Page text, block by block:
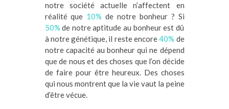
notre société actuelle n’affectent en
réalité que 10% de notre bonheur ? Si
50% de notre aptitude au bonheur est dû
à notre génétique, il reste encore40% de
notre capacité au bonheur qui ne dépend
que de nous et des choses que l’on décide
de faire pour être heureux. Des choses
qui nous montrent que la vie vaut la peine
d’être vécue.